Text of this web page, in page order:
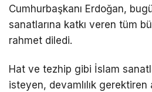
Cumhurbaşkanı Erdoğan,
sanatlarına katkı veren tüm
rahmet diledi.
Hat ve tezhip gibi İslam
isteyen, devamlılık